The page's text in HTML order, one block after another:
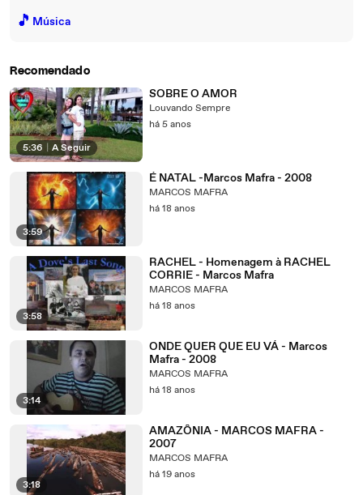
🎵 Música
Recomendado
5:36 A Seguir
SOBRE O AMOR
Louvando Sempre
há 5 anos
3:59
É NATAL -Marcos Mafra - 2008
MARCOS MAFRA
há 18 anos
3:58
RACHEL - Homenagem à RACHEL
CORRIE - Marcos Mafra
MARCOS MAFRA
há 18 anos
3:14
ONDE QUER QUE EU VÁ - Marcos
Mafra - 2008
MARCOS MAFRA
há 18 anos
3:18
AMAZÔNIA - MARCOS MAFRA -
2007
MARCOS MAFRA
há 19 anos